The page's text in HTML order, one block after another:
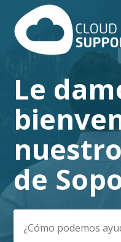
Búsqueda
Le
de